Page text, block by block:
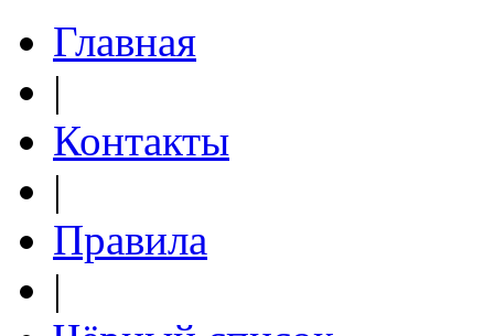
Главная
|
Контакты
|
Правила
|